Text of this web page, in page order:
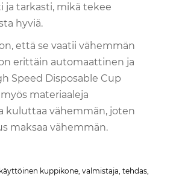
ja tarkasti, mikä tekee
hyviä.
että se vaatii vähemmän
erittäin automaattinen ja
Speed ​​Disposable Cup
materiaaleja
kuluttaa vähemmän, joten
maksaa vähemmän.
kuppikone, valmistaja, tehdas,